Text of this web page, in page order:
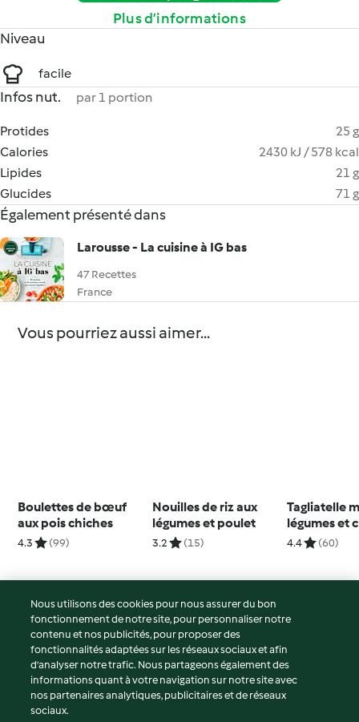
Plus d’informations
Niveau
facile
Infos nut. par 1 portion
Protides
25 g
Calories
2430 kJ / 578 kcal
Lipides
21 g
Glucides
71 g
Également présenté dans
Larousse - La cuisine à IG bas
47 Recettes
France
Vous pourriez aussi aimer...
Boulettes de bœuf
aux pois chiches
4.3 (99)
Nouilles de riz aux
légumes et poulet
3.2 (15)
Tagliatelle
légumes et
sauce coco
4.4 (60)
© Copyright 2026
Conditions d'utilisation
Politique de confidentialité
Non-responsabilité
Mentions légales
Nous utilisons des cookies pour nous assurer du bon
fonctionnement de notre site, pour personnaliser notre
contenu et nos publicités, pour proposer des
fonctionnalités adaptées sur les réseaux sociaux et afin
d’analyser notre trafic. Nous partageons également des
informations quant à votre navigation sur notre site avec
nos partenaires analytiques, publicitaires et de réseaux
sociaux.